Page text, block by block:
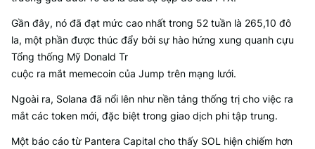
Gần đây, nó đã đạt mức cao nhất trong 52 tuần là 265,10 đô
la, một phần được thúc đẩy bởi sự hào hứng xung quanh cựu
Tổng thống Mỹ Donald Tr
cuộc ra mắt memecoin của Jump trên mạng lưới.
Ngoài ra, Solana đã nổi lên như nền tảng thống trị cho việc ra
mắt các token mới, đặc biệt trong giao dịch phi tập trung.
Một báo cáo từ Pantera Capital cho thấy SOL hiện chiếm hơn